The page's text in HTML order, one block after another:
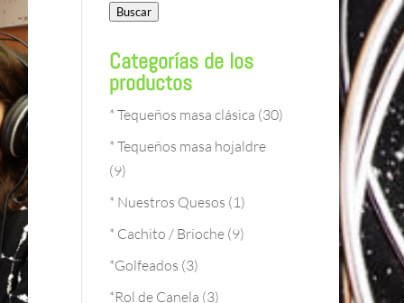
por:
Buscar
Categorías de los
productos
* Tequeños masa clásica (30)
* Tequeños masa hojaldre
(9)
* Nuestros Quesos (1)
* Cachito / Brioche (9)
*Golfeados (3)
*Rol de Canela (3)